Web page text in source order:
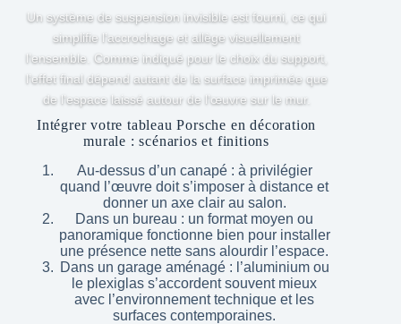
Un système de suspension invisible est fourni, ce qui
simplifie l’accrochage et allège visuellement
l’ensemble. Comme indiqué pour le choix du support,
l’effet final dépend autant de la surface imprimée que
de l’espace laissé autour de l’œuvre sur le mur.
Intégrer votre tableau Porsche en décoration
murale : scénarios et finitions
Au-dessus d’un canapé : à privilégier
quand l’œuvre doit s’imposer à distance et
donner un axe clair au salon.
Dans un bureau : un format moyen ou
panoramique fonctionne bien pour installer
une présence nette sans alourdir l’espace.
Dans un garage aménagé : l’aluminium ou
le plexiglas s’accordent souvent mieux
avec l’environnement technique et les
surfaces contemporaines.